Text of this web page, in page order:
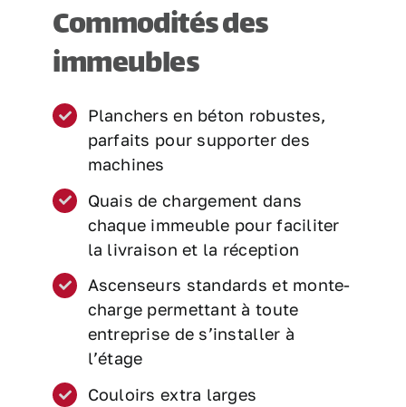
Commodités des
immeubles
Planchers en béton robustes,
parfaits pour supporter des
machines
Quais de chargement dans
chaque immeuble pour faciliter
la livraison et la réception
Ascenseurs standards et monte-
charge permettant à toute
entreprise de s’installer à
l’étage
Couloirs extra larges